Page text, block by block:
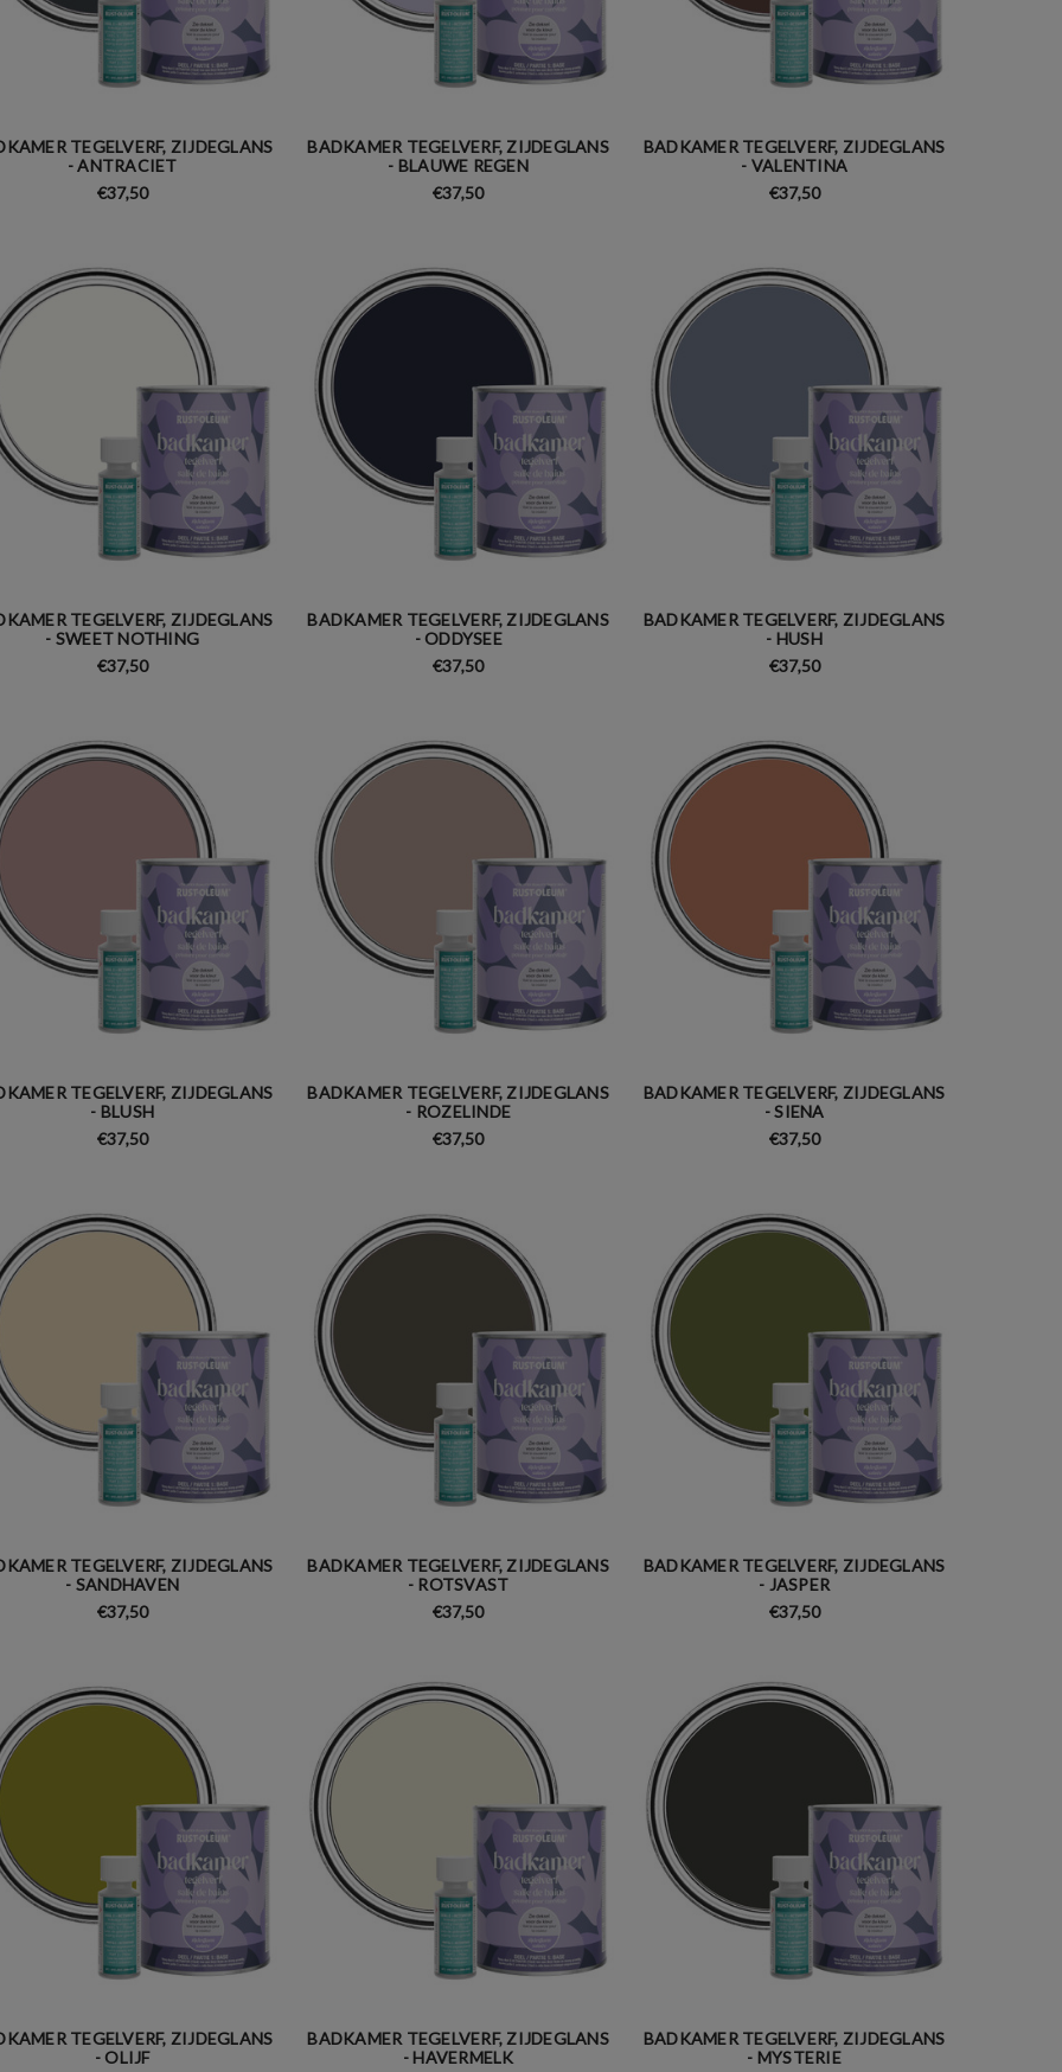
TEGELVERF, ZIJDEGLANS
- ANTRACIET
€37,50
BADKAMER TEGELVERF, ZIJDEGLANS
- BLAUWE REGEN
€37,50
BADKAMER TEGELVERF, ZIJDEGLANS
- VALENTINA
€37,50
TEGELVERF, ZIJDEGLANS
- SWEET NOTHING
€37,50
BADKAMER TEGELVERF, ZIJDEGLANS
- ODDYSEE
€37,50
BADKAMER TEGELVERF, ZIJDEGLANS
- HUSH
€37,50
TEGELVERF, ZIJDEGLANS
- BLUSH
€37,50
BADKAMER TEGELVERF, ZIJDEGLANS
- ROZELINDE
€37,50
BADKAMER TEGELVERF, ZIJDEGLANS
- SIENA
€37,50
TEGELVERF, ZIJDEGLANS
- SANDHAVEN
€37,50
BADKAMER TEGELVERF, ZIJDEGLANS
- ROTSVAST
€37,50
BADKAMER TEGELVERF, ZIJDEGLANS
- JASPER
€37,50
TEGELVERF, ZIJDEGLANS
- OLIJF
BADKAMER TEGELVERF, ZIJDEGLANS
- HAVERMELK
BADKAMER TEGELVERF, ZIJDEGLANS
- MYSTERIE